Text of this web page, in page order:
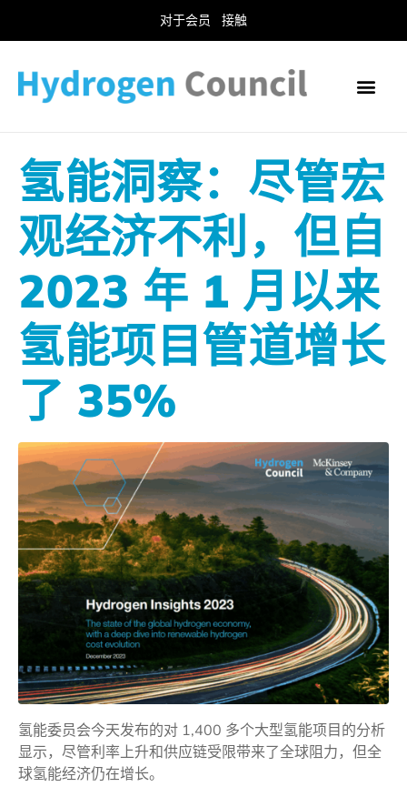
对于会员 接触
氢能洞察：尽管宏
观经济不利，但自
2023 年 1 月以来
氢能项目管道增长
了 35%
氢能委员会今天发布的对 1,400 多个大型氢能项目的分析
显示，尽管利率上升和供应链受限带来了全球阻力，但全
球氢能经济仍在增长。